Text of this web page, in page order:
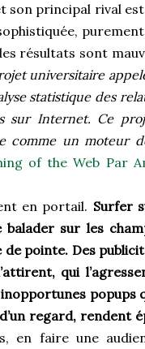
principal rival
résultats sont
universitaire
statistique des
sur Internet. Ce
comme un moteur
of the Web Par
en portail. Surfer
balader sur les
de pointe. Des
qui
popups
regard, rendent
en faire une